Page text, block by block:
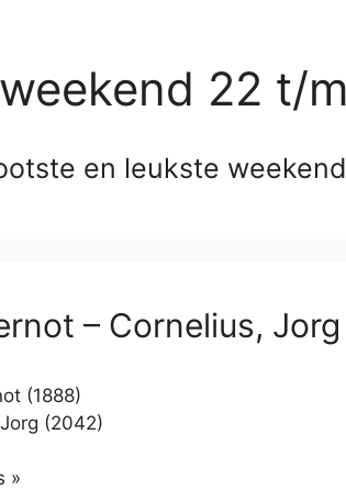
22 t/
en leukste
– Cornelius, Jorg
(1888)
(2042)
»